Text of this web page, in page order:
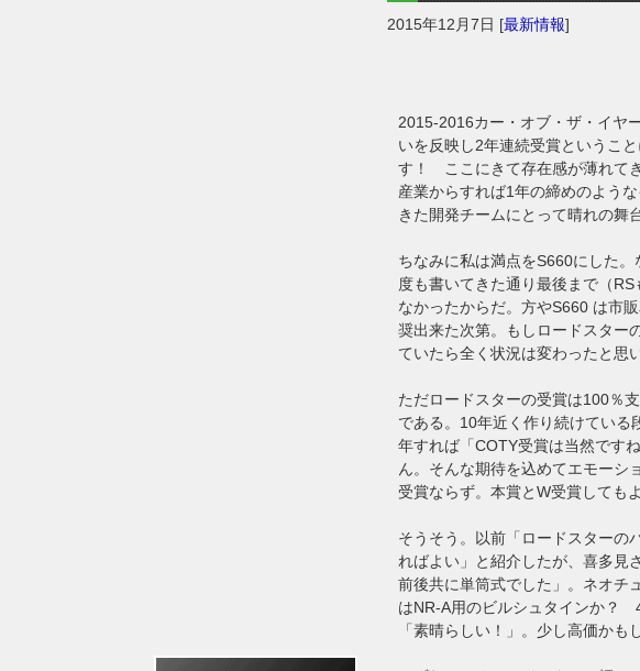
2015年12月7日 [最新情報]
2015-2016カー・オブ・ザ・イヤ
いを反映し2年連続受賞というこ
す！ ここにきて存在感が薄れて
産業からすれば1年の締めのよう
きた開発チームにとって晴れの舞
ちなみに私は満点をS660にした
度も書いてきた通り最後まで（
なかったからだ。方やS660 は市
奨出来た次第。もしロードスター
ていたら全く状況は変わったと思
ただロードスターの受賞は100％
である。10年近く作り続けている
年すれば「COTY受賞は当然です
ん。そんな期待を込めてエモーシ
受賞ならず。本賞とW受賞しても
そうそう。以前「ロードスターの
ればよい」と紹介したが、喜多見
前後共に単筒式でした」。ネオチ
はNR-A用のビルシュタインか？
「素晴らしい！」。少し高価かも